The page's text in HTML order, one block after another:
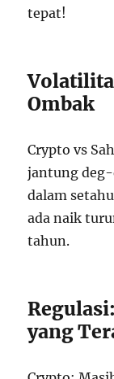
tepat!
Ombak
Crypto vs
jantung deg-
dalam
ada naik
tahun.
yang